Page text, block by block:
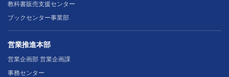
教科書販売支援センター
ブックセンター事業部
営業推進本部
営業企画部 営業企画課
事務センター